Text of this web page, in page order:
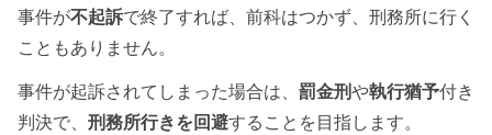
事件が不起訴で終了すれば、前科はつかず、刑務所に行く
こともありません。
事件が起訴されてしまった場合は、 罰金刑や執行猶予付き
判決で、 刑務所行きを回避することを目指します。